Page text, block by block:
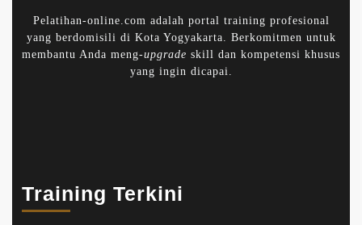
Pelatihan-online.com adalah portal training profesional
yang berdomisili di Kota Yogyakarta. Berkomitmen untuk
membantu Anda meng-upgrade skill dan kompetensi khusus
yang ingin dicapai.
Training Terkini